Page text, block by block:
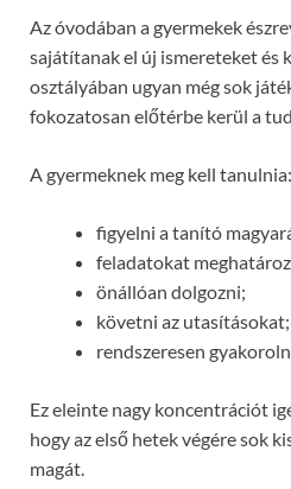
Az óvodában a gyermekek
sajátítanak el új ismereteket és
osztályában ugyan még sok
fokozatosan előtérbe kerül a
A gyermeknek meg kell tanulnia:
figyelni a tanító
feladatokat
önállóan dolgozni;
követni az utasításokat;
rendszeresen
Ez eleinte nagy koncentrációt
hogy az első hetek végére sok
magát.